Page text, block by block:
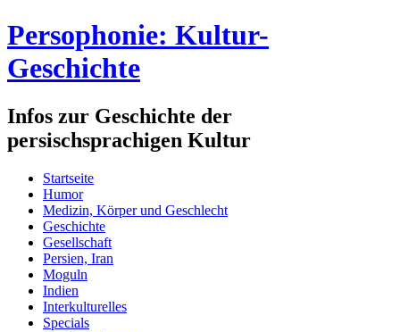
Persophonie: Kultur-
Geschichte
Infos zur Geschichte der
persischsprachigen Kultur
Startseite
Humor
Medizin, Körper und Geschlecht
Geschichte
Gesellschaft
Persien, Iran
Moguln
Indien
Interkulturelles
Specials